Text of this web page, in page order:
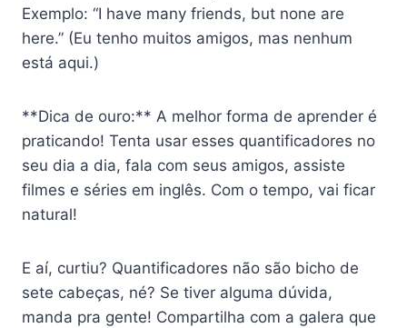
Exemplo: “I have many friends, but none are
here.” (Eu tenho muitos amigos, mas nenhum
está aqui.)
**Dica de ouro:** A melhor forma de aprender é
praticando! Tenta usar esses quantificadores no
seu dia a dia, fala com seus amigos, assiste
filmes e séries em inglês. Com o tempo, vai ficar
natural!
E aí, curtiu? Quantificadores não são bicho de
sete cabeças, né? Se tiver alguma dúvida,
manda pra gente! Compartilha com a galera que